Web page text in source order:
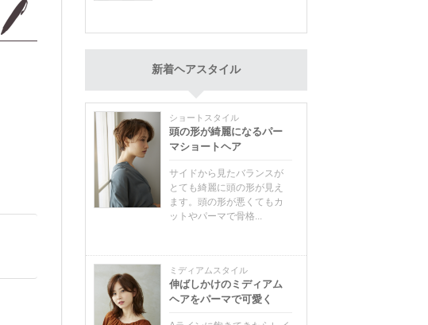
新着ヘアスタイル
ショートスタイル
頭の形が綺麗になるパー
マショートヘア
サイドから見たバランスが
とても綺麗に頭の形が見え
ます。頭の形が悪くてもカ
ットやパーマで骨格...
ミディアムスタイル
伸ばしかけのミディアム
ヘアをパーマで可愛く